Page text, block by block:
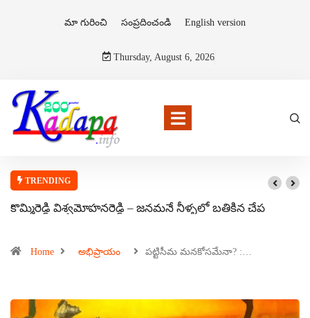
మా గురించి సంప్రదించండి English version
Thursday, August 6, 2026
TRENDING
కొమ్మిరెడ్డి విశ్వమోహనరెడ్డి – జనమనే నీళ్ళలో బతికిన చేప
Home అభిప్రాయం పట్టిసీమ మనకోసమేనా? :…